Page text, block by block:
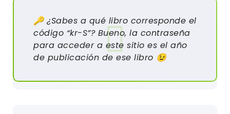
🔑 ¿Sabes a qué libro corresponde el
código “kr-S”? Bueno, la contraseña
para acceder a este sitio es el año
de publicación de ese libro 😉